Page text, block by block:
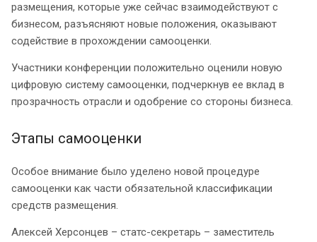
размещения, которые уже сейчас взаимодействуют с
бизнесом, разъясняют новые положения, оказывают
содействие в прохождении самооценки.
Участники конференции положительно оценили новую
цифровую систему самооценки, подчеркнув ее вклад в
прозрачность отрасли и одобрение со стороны бизнеса.
Этапы самооценки
Особое внимание было уделено новой процедуре
самооценки как части обязательной классификации
средств размещения.
Алексей Херсонцев – статс-секретарь – заместитель